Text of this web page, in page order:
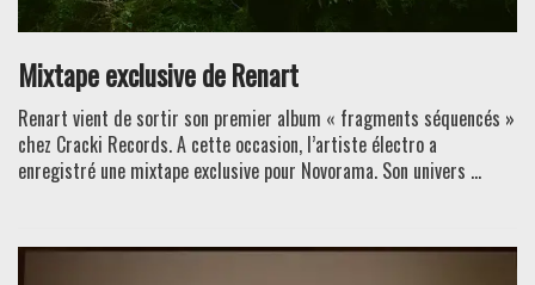
Mixtape exclusive de Renart
Renart vient de sortir son premier album « fragments séquencés »
chez Cracki Records. A cette occasion, l’artiste électro a
enregistré une mixtape exclusive pour Novorama. Son univers ...